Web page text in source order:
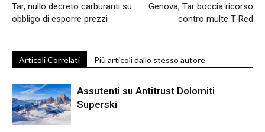
Tar, nullo decreto carburanti su
obbligo di esporre prezzi
Genova, Tar boccia ricorso
contro multe T-Red
Articoli Correlati Più articoli dallo stesso autore
Assutenti su Antitrust Dolomiti
Superski